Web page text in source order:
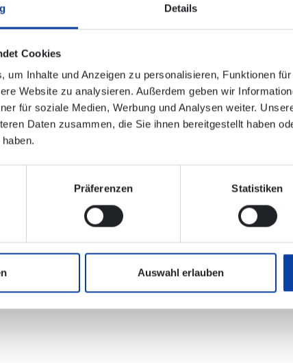
Details
Cookies
um Inhalte und Anzeigen zu personalisieren, Funktionen
Website zu analysieren. Außerdem geben wir
für soziale Medien, Werbung und Analysen weiter.
Daten zusammen, die Sie ihnen bereitgestellt haben
Präferenzen Statistiken
Auswahl erlauben
14.12.2025 bis 20.12.2025:
Bahnhof
Reimerzhoven
elektronischen Verbindungsauskunft enthalten!
DB Regio Bus Rhein-Mosel (dbregiobus-mitte.de)